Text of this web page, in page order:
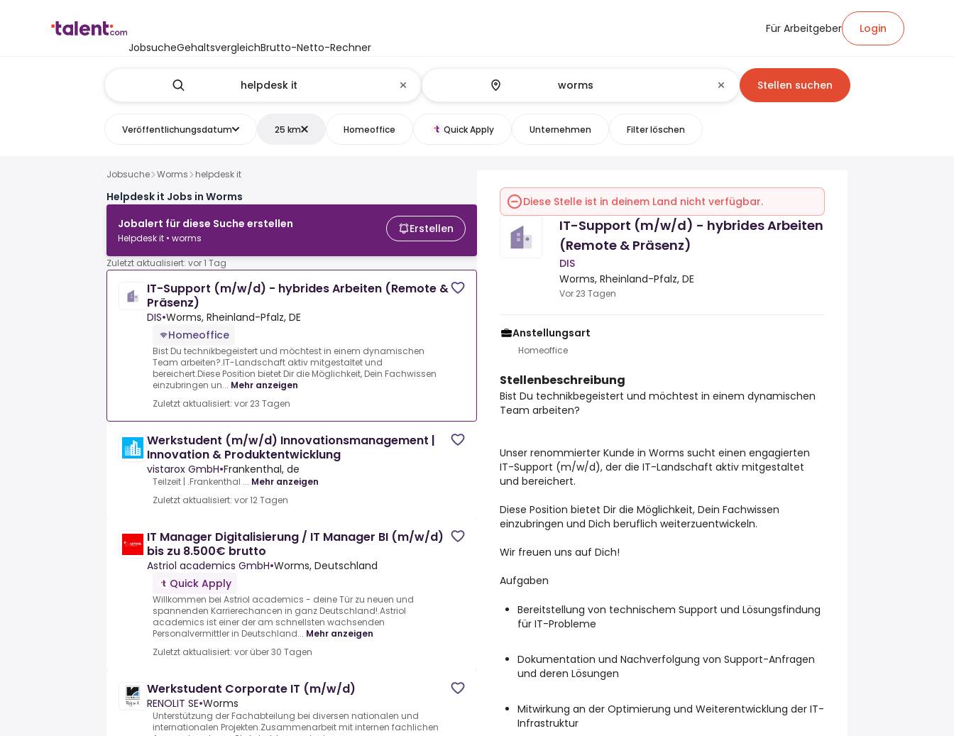
JobsucheGehaltsvergleichBrutto-Netto-Rechner
Für Arbeitgeber Login
Stellen suchen
Veröffentlichungsdatum 25 km Homeoffice Quick Apply Unternehmen Filter löschen
Jobsuche Worms helpdesk it
Helpdesk it Jobs in Worms
Jobalert für diese Suche erstellen
Helpdesk it • worms
Erstellen
Zuletzt aktualisiert: vor 1 Tag
IT-Support (m/w/d) - hybrides Arbeiten (Remote &
Präsenz)
DIS•Worms, Rheinland-Pfalz, DE
Homeoffice
Bist Du technikbegeistert und möchtest in einem dynamischen
Team arbeiten?.IT-Landschaft aktiv mitgestaltet und
bereichert.Diese Position bietet Dir die Möglichkeit, Dein Fachwissen
einzubringen un... Mehr anzeigen
Zuletzt aktualisiert: vor 23 Tagen
Werkstudent (m/w/d) Innovationsmanagement |
Innovation & Produktentwicklung
vistarox GmbH•Frankenthal, de
Teilzeit | .Frankenthal ... Mehr anzeigen
Zuletzt aktualisiert: vor 12 Tagen
IT Manager Digitalisierung / IT Manager BI (m/w/d)
bis zu 8.500€ brutto
Astriol academics GmbH•Worms, Deutschland
Quick Apply
Willkommen bei Astriol academics - deine Tür zu neuen und
spannenden Karrierechancen in ganz Deutschland!.Astriol
academics ist einer der am schnellsten wachsenden
Personalvermittler in Deutschland... Mehr anzeigen
Zuletzt aktualisiert: vor über 30 Tagen
Werkstudent Corporate IT (m/w/d)
RENOLIT SE•Worms
Unterstützung der Fachabteilung bei diversen nationalen und
internationalen Projekten.Zusammenarbeit mit internen fachlichen
Diese Stelle ist in deinem Land nicht verfügbar.
IT-Support (m/w/d) - hybrides Arbeiten
(Remote & Präsenz)
DIS
Worms, Rheinland-Pfalz, DE
Vor 23 Tagen
Anstellungsart
Homeoffice
Stellenbeschreibung
Bist Du technikbegeistert und möchtest in einem dynamischen
Team arbeiten?
Unser renommierter Kunde in Worms sucht einen engagierten
IT-Support (m/w/d), der die IT-Landschaft aktiv mitgestaltet
und bereichert.
Diese Position bietet Dir die Möglichkeit, Dein Fachwissen
einzubringen und Dich beruflich weiterzuentwickeln.
Wir freuen uns auf Dich!
Aufgaben
Bereitstellung von technischem Support und Lösungsfindung
für IT-Probleme
Dokumentation und Nachverfolgung von Support-Anfragen
und deren Lösungen
Mitwirkung an der Optimierung und Weiterentwicklung der IT-
Infrastruktur